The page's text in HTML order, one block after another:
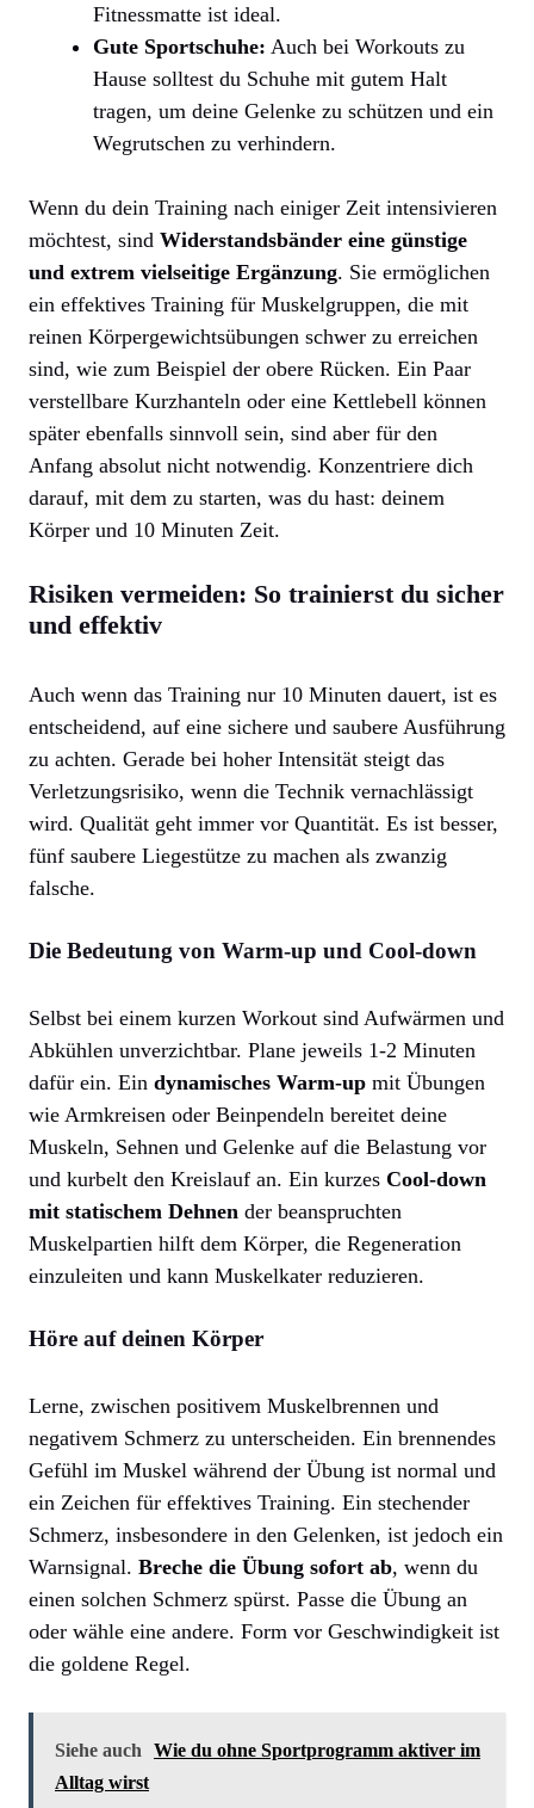
Fitnessmatte ist ideal.
Gute Sportschuhe: Auch bei Workouts zu
Hause solltest du Schuhe mit gutem Halt
tragen, um deine Gelenke zu schützen und ein
Wegrutschen zu verhindern.
Wenn du dein Training nach einiger Zeit intensivieren
möchtest, sind Widerstandsbänder eine günstige
und extrem vielseitige Ergänzung. Sie ermöglichen
ein effektives Training für Muskelgruppen, die mit
reinen Körpergewichtsübungen schwer zu erreichen
sind, wie zum Beispiel der obere Rücken. Ein Paar
verstellbare Kurzhanteln oder eine Kettlebell können
später ebenfalls sinnvoll sein, sind aber für den
Anfang absolut nicht notwendig. Konzentriere dich
darauf, mit dem zu starten, was du hast: deinem
Körper und 10 Minuten Zeit.
Risiken vermeiden: So trainierst du sicher
und effektiv
Auch wenn das Training nur 10 Minuten dauert, ist es
entscheidend, auf eine sichere und saubere Ausführung
zu achten. Gerade bei hoher Intensität steigt das
Verletzungsrisiko, wenn die Technik vernachlässigt
wird. Qualität geht immer vor Quantität. Es ist besser,
fünf saubere Liegestütze zu machen als zwanzig
falsche.
Die Bedeutung von Warm-up und Cool-down
Selbst bei einem kurzen Workout sind Aufwärmen und
Abkühlen unverzichtbar. Plane jeweils 1-2 Minuten
dafür ein. Ein dynamisches Warm-up mit Übungen
wie Armkreisen oder Beinpendeln bereitet deine
Muskeln, Sehnen und Gelenke auf die Belastung vor
und kurbelt den Kreislauf an. Ein kurzes Cool-down
mit statischem Dehnen der beanspruchten
Muskelpartien hilft dem Körper, die Regeneration
einzuleiten und kann Muskelkater reduzieren.
Höre auf deinen Körper
Lerne, zwischen positivem Muskelbrennen und
negativem Schmerz zu unterscheiden. Ein brennendes
Gefühl im Muskel während der Übung ist normal und
ein Zeichen für effektives Training. Ein stechender
Schmerz, insbesondere in den Gelenken, ist jedoch ein
Warnsignal. Breche die Übung sofort ab, wenn du
einen solchen Schmerz spürst. Passe die Übung an
oder wähle eine andere. Form vor Geschwindigkeit ist
die goldene Regel.
Siehe auch
Wie du ohne Sportprogramm aktiver im
Alltag wirst